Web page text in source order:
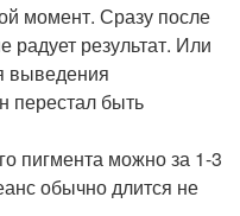
момент. Сразу после
радует результат. Или
выведения
перестал быть
пигмента можно за 1-3
обычно длится не